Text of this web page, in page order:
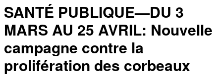
SANTÉ PUBLIQUE—DU 3
MARS AU 25 AVRIL: Nouvelle
campagne contre la
prolifération des corbeaux